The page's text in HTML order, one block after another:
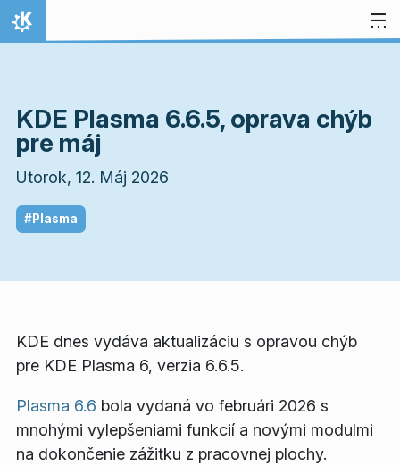
Preskočiť na obsah
Domov
KDE Plasma 6.6.5, oprava chýb
pre máj
Utorok, 12. Máj 2026
#Plasma
KDE dnes vydáva aktualizáciu s opravou chýb
pre KDE Plasma 6, verzia 6.6.5.
Plasma 6.6 bola vydaná vo februári 2026 s
mnohými vylepšeniami funkcií a novými modulmi
na dokončenie zážitku z pracovnej plochy.